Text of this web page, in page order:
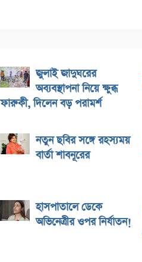
জুলাই জাদুঘরের
অব্যবস্থাপনা নিয়ে ক্ষুব্ধ
ফারুকী, দিলেন বড় পরামর্শ
নতুন ছবির সঙ্গে রহস্যময়
বার্তা শাবনূরের
হাসপাতালে ডেকে
অভিনেত্রীর ওপর নির্যাতন!